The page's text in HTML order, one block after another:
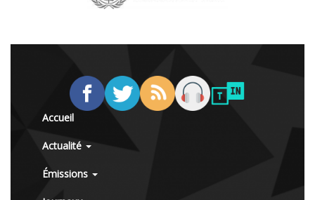
Accueil
Actualité
Émissions